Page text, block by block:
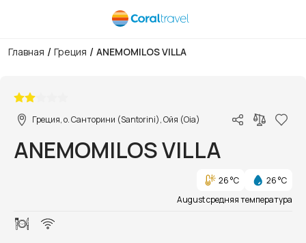
Главная / Греция / ANEMOMILOS VILLA
Греция, о. Санторини (Santorini), Ойя (Oia)
ANEMOMILOS VILLA
26 °C
26 °C
August средняя температура